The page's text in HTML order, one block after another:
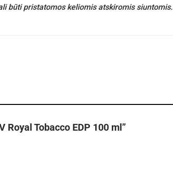
būti pristatomos keliomis atskiromis siuntomis.
Royal Tobacco EDP 100 ml”